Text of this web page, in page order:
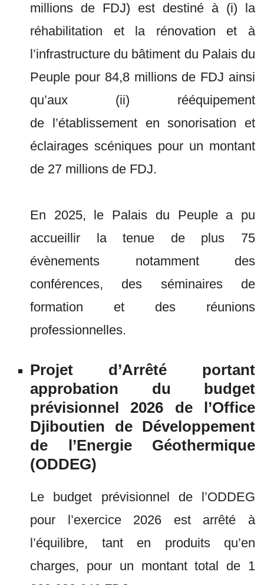
millions de FDJ) est destiné à (i) la
réhabilitation et la rénovation et à
l’infrastructure du bâtiment du Palais du
Peuple pour 84,8 millions de FDJ ainsi
qu’aux (ii) rééquipement
de l’établissement en sonorisation et
éclairages scéniques pour un montant
de 27 millions de FDJ.
En 2025, le Palais du Peuple a pu
accueillir la tenue de plus 75
évènements notamment des
conférences, des séminaires de
formation et des réunions
professionnelles.
Projet d’Arrêté portant
approbation du budget
prévisionnel 2026 de l’Office
Djiboutien de Développement
de l’Energie Géothermique
(ODDEG)
Le budget prévisionnel de l’ODDEG
pour l’exercice 2026 est arrêté à
l’équilibre, tant en produits qu’en
charges, pour un montant total de 1